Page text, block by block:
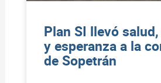
Plan SI llevó
y esperanza a la
de Sopetrán